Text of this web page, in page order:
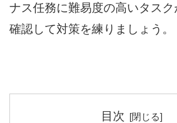
ナス任務に難易度の高いタスク
確認して対策を練りましょう。
目次